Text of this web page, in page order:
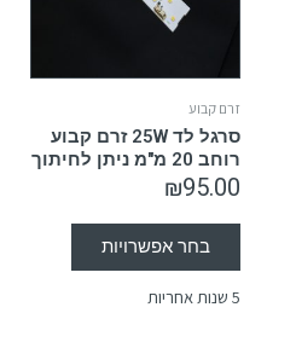
זרם קבוע
סרגל לד 25W זרם קבוע
רוחב 20 מ"מ ניתן לחיתוך
₪95.00
בחר אפשרויות
5 שנות אחריות